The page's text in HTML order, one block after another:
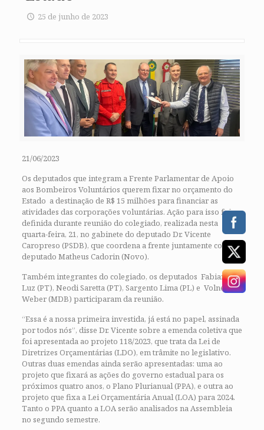
25 de junho de 2023
21/06/2023
Os deputados que integram a Frente Parlamentar de Apoio
aos Bombeiros Voluntários querem fixar no orçamento do
Estado a destinação de R$ 15 milhões para financiar as
atividades das corporações voluntárias. Ação para isso foi
definida durante reunião do colegiado, realizada nesta
quarta-feira, 21, no gabinete do deputado Dr. Vicente
Caropreso (PSDB), que coordena a frente juntamente com o
deputado Matheus Cadorin (Novo).
Também integrantes do colegiado, os deputados Fabiano da
Luz (PT), Neodi Saretta (PT), Sargento Lima (PL) e Volnei
Weber (MDB) participaram da reunião.
“Essa é a nossa primeira investida, já está no papel, assinada
por todos nós”, disse Dr. Vicente sobre a emenda coletiva que
foi apresentada ao projeto 118/2023, que trata da Lei de
Diretrizes Orçamentárias (LDO), em trâmite no legislativo.
Outras duas emendas ainda serão apresentadas: uma ao
projeto que fixará as ações do governo estadual para os
próximos quatro anos, o Plano Plurianual (PPA), e outra ao
projeto que fixa a Lei Orçamentária Anual (LOA) para 2024.
Tanto o PPA quanto a LOA serão analisados na Assembleia
no segundo semestre.